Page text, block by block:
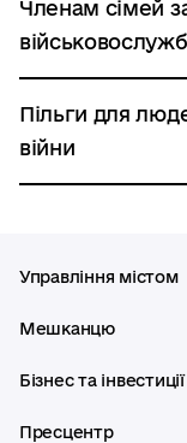
Членам сімей
Пільги для
війни
Управління містом
Мешканцю
Бізнес та інвестиції
Пресцентр